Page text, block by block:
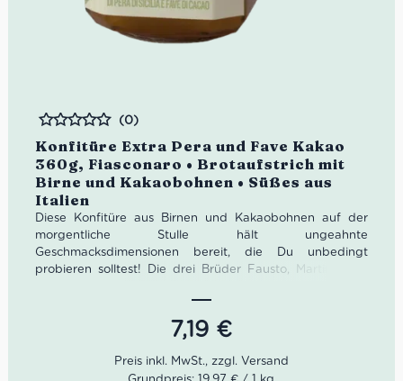
Konfitüre Extra Pera und Fave Kakao
360g, Fiasconaro • Brotaufstrich mit
Birne und Kakaobohnen • Süßes aus
Italien
Bewertet
(0)
Diese Konfitüre aus Birnen und Kakaobohnen auf der
morgentliche Stulle hält ungeahnte
Geschmacksdimensionen bereit, die Du unbedingt
probieren solltest! Die drei Brüder Fausto, Martino und
Sicilia in ihrer Heimatstadt Castelbuono auf die Spitze
getrieben. Besonders die sizilianischen Panettoni sowie
diese Konfitüre Extra Pera & Fave Kakao sind immer eine
Geschmacksprobe wert!
7,19 €